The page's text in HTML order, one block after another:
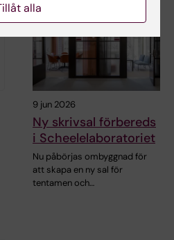
9 jun 2026
Ny skrivsal förbereds
i Scheelelaboratoriet
Nu påbörjas ombyggnad för
att skapa en ny sal för
tentamen och…
alla